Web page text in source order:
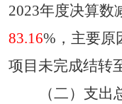
2023年度决算数
83.16%，主要原
项目未完成结转
（二） 支出